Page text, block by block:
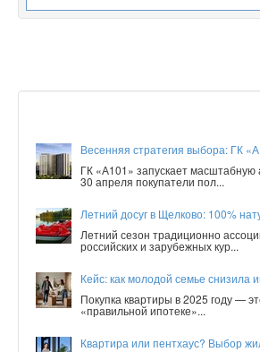
Весенняя стратегия выбора: ГК
ГК «А101» запускает
30 апреля покупатели пол...
Летний досуг в Щелково: 100%
Летний сезон традиционно
российских и зарубежных кур...
Кейс: как молодой семье снизила
Покупка квартиры в 2025 году —
«правильной ипотеке»...
Квартира или пентхаус? Выбор